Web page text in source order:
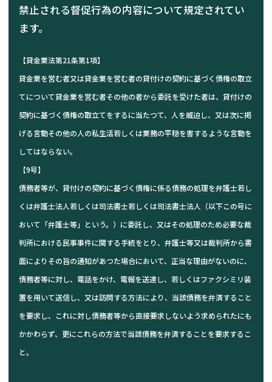
禁止される督促行為の内容について規定されてい
ます。
【貸金業法第21条第1項】
貸金業を営む者又は貸金業を営む者の貸付けの契約に基づく債権の取立
てについて貸金業を営む者その他の者から委託を受けた者は、貸付けの
契約に基づく債権の取立てをするに当たつて、人を威迫し、又は次に掲
げる言動その他の人の私生活若しくは業務の平穏を害するような言動を
してはならない。
【9号】
債務者等が、貸付けの契約に基づく債権に係る債務の処理を弁護士若し
くは弁護士法人若しくは司法書士若しくは司法書士法人（以下この号に
おいて「弁護士等」という。）に委託し、又はその処理のため必要な裁
判所における民事事件に関する手続をとり、弁護士等又は裁判所から書
面によりその旨の通知があつた場合において、正当な理由がないのに、
債務者等に対し、電話をかけ、電報を送達し、若しくはファクシミリ装
置を用いて送信し、又は訪問する方法により、当該債務を弁済すること
を要求し、これに対し債務者等から直接要求しないよう求められたにも
かかわらず、更にこれらの方法で当該債務を弁済することを要求するこ
と。